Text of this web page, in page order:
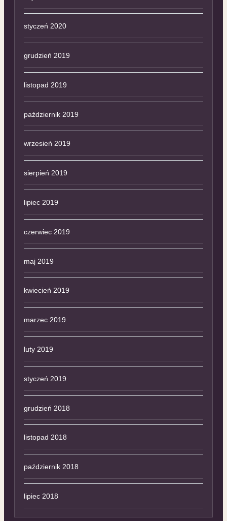
styczeń 2020
grudzień 2019
listopad 2019
październik 2019
wrzesień 2019
sierpień 2019
lipiec 2019
czerwiec 2019
maj 2019
kwiecień 2019
marzec 2019
luty 2019
styczeń 2019
grudzień 2018
listopad 2018
październik 2018
lipiec 2018